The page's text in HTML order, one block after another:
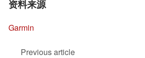
资料来源
Garmin
Previous article